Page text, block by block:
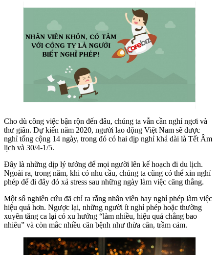
Cho dù công việc bận rộn đến đâu, chúng ta vẫn cần nghỉ ngơi và
thư giãn. Dự kiến năm 2020, người lao động Việt Nam sẽ được
nghỉ tổng cộng 14 ngày, trong đó có hai dịp nghỉ khá dài là Tết Âm
lịch và 30/4-1/5.
Đây là những dịp lý tưởng để mọi người lên kế hoạch đi du lịch.
Ngoài ra, trong năm, khi có nhu cầu, chúng ta cũng có thể xin nghỉ
phép để đi đây đó xả stress sau những ngày làm việc căng thẳng.
Một số nghiên cứu đã chỉ ra rằng nhân viên hay nghỉ phép làm việc
hiệu quả hơn. Ngược lại, những người ít nghỉ phép hoặc thường
xuyên tăng ca lại có xu hướng “làm nhiều, hiệu quả chẳng bao
nhiêu” và còn mắc nhiều căn bệnh như thừa cân, trầm cảm.